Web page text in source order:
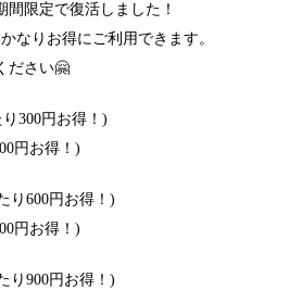
限定で復活しました！
なりお得にご利用できます。
ださい🤗
300円お得！)
円お得！)
り600円お得！)
円お得！)
り900円お得！)